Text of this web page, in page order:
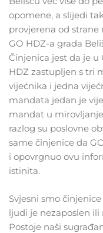
opomene, a slijedi
provjerena od strane
GO HDZ-a grada
Činjenica jest da je u
HDZ zastupljen s tri
vijećnika i jedna
mandata jedan je
mandat u
razlog su poslovne
same činjenice da
i opovrgnuo ovu
istinita.
Svjesni smo
ljudi je nezaposlen
Postoje naši